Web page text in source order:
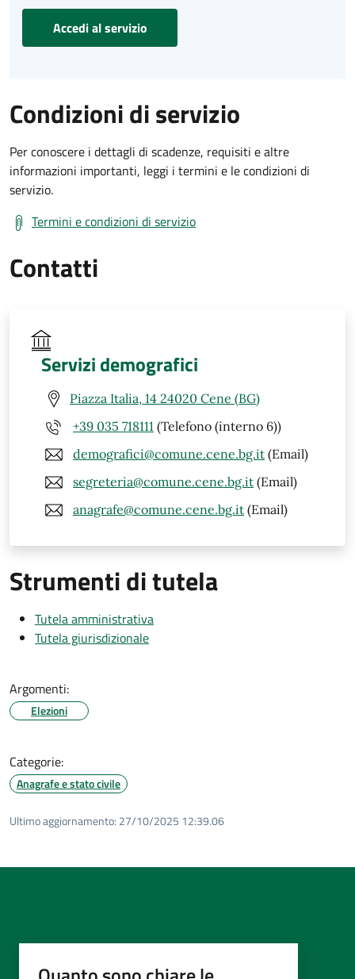
Accedi al servizio
Condizioni di servizio
Per conoscere i dettagli di scadenze, requisiti e altre
informazioni importanti, leggi i termini e le condizioni di
servizio.
Termini e condizioni di servizio
Contatti
Servizi demografici
Piazza Italia, 14 24020 Cene (BG)
+39 035 718111 (Telefono (interno 6))
demografici@comune.cene.bg.it (Email)
segreteria@comune.cene.bg.it (Email)
anagrafe@comune.cene.bg.it (Email)
Strumenti di tutela
Tutela amministrativa
Tutela giurisdizionale
Argomenti:
Elezioni
Categorie:
Anagrafe e stato civile
Ultimo aggiornamento: 27/10/2025 12:39.06